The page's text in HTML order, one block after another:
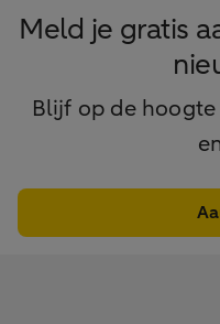
Meld je gratis
Blijf op de